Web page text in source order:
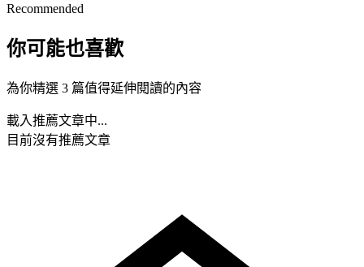
Recommended
你可能也喜歡
為你精選 3 篇值得延伸閱讀的內容
載入推薦文章中...
目前沒有推薦文章